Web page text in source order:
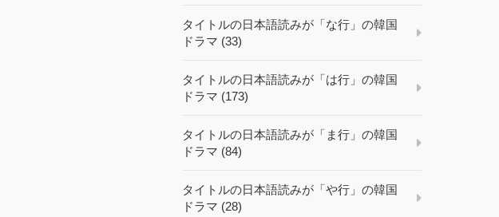
タイトルの日本語読みが「な行」の韓国
ドラマ (33)
タイトルの日本語読みが「は行」の韓国
ドラマ (173)
タイトルの日本語読みが「ま行」の韓国
ドラマ (84)
タイトルの日本語読みが「や行」の韓国
ドラマ (28)